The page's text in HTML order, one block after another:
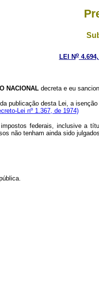
LEI No4.694,
NACIONAL decreta e eu
publicação desta Lei, a
Lei nº 1.367, de 1974)
federais, inclusive a
não tenham ainda sido